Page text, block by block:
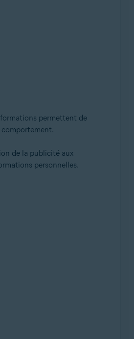
permettent de
de la publicité aux
personnelles.